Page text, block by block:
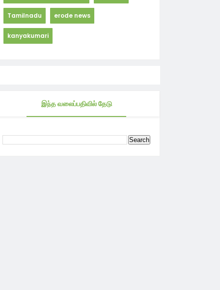
Tamilnadu erode news
kanyakumari
இந்த வலைப்பதிவில் தேடு